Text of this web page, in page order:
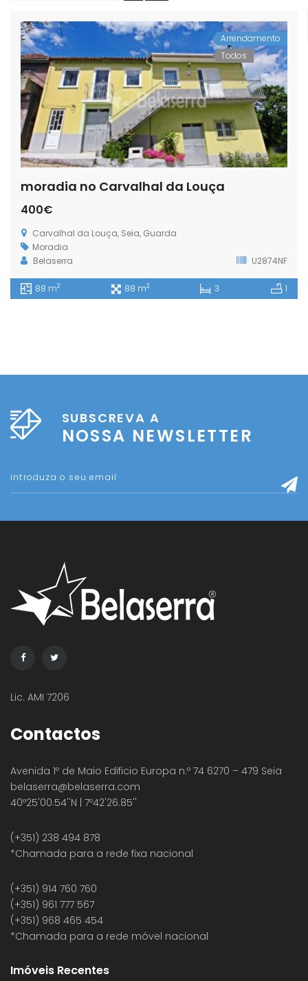
Arrendamento
Todos
moradia no Carvalhal da Louça
400€
Carvalhal da Louça, Seia, Guarda
Moradia
Belaserra
U2874NF
88 m2 88 m2 3 1
SUBSCREVA A
NOSSA NEWSLETTER
Lic. AMI 7206
Contactos
Avenida 1º de Maio Edificio Europa n.º 74 6270 – 479 Seia
belaserra@belaserra.com
40º25'00.54''N | 7º42'26.85''
(+351) 238 494 878
*Chamada para a rede fixa nacional
(+351) 914 760 760
(+351) 961 777 567
(+351) 968 465 454
*Chamada para a rede móvel nacional
Imóveis Recentes